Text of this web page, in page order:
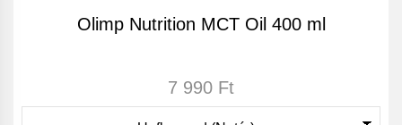
Olimp Nutrition MCT Oil 400 ml
7 990 Ft